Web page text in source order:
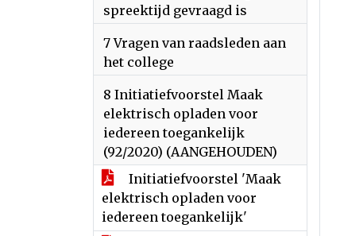
spreektijd gevraagd is
7 Vragen van raadsleden aan
het college
8 Initiatiefvoorstel Maak
elektrisch opladen voor
iedereen toegankelijk
(92/2020) (AANGEHOUDEN)
Initiatiefvoorstel 'Maak
elektrisch opladen voor
iedereen toegankelijk'